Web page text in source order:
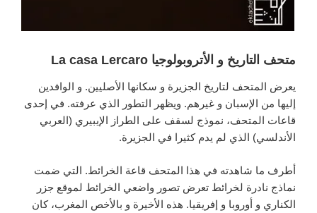
متحف التاريخ و الأتروبولوجيا La casa Lercaro
يعرض المتحف لتاريخ الجزيرة و سكانها الأصليين. و الوافدين
إليها من الإسبان و غيرهم. ويظهر التطور الذي عرفته. في إحدى
قاعات المتحف، نموذج لسقف على الطراز الإيبيري (العربي
الأندلسي) الذي لم يدم كثيرا في الجزيرة.
أطرف ما شاهدته في هذا المتحف قاعة الخرائط. التي ضمت
نماذج نادرة لخرائط تعرض تصور واضعي الخرائط لموقع جزر
الكناري و أوروبا و إفريقيا. هذه الأخيرة و بالأخص المغرب، كان